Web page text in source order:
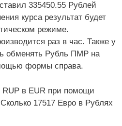
335450.55 Рублей
курса результат будет
режиме.
раз в час. Также у
обменять Рубль ПМР на
формы справа.
RUP в EUR при помощи
17517 Евро в Рублях